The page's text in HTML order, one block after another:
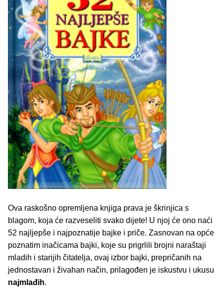
Ova raskošno opremljena knjiga prava je škrinjica s
blagom, koja će razveseliti svako dijete! U njoj će ono naći
52 najljepše i najpoznatije bajke i priče. Zasnovan na opće
poznatim inačicama bajki, koje su prigrlili brojni naraštaji
mladih i starijih čitatelja, ovaj izbor bajki, prepričanih na
jednostavan i živahan način, prilagođen je iskustvu i ukusu
najmlađih.